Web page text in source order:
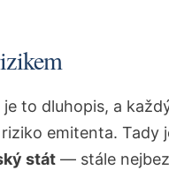
to dluhopis, a
emitenta. Tady
stát — stále